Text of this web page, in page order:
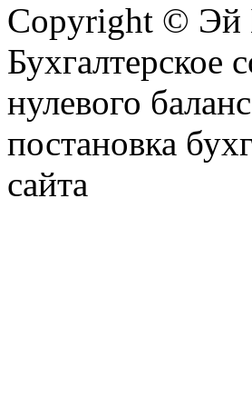
Copyright ©
Бухгалтерское
нулевого
постановка
сайта